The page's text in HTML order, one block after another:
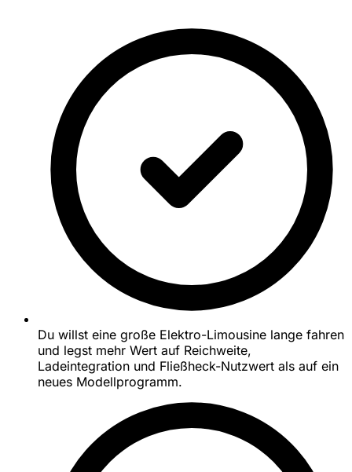
Du willst eine große Elektro-Limousine lange fahren
und legst mehr Wert auf Reichweite,
Ladeintegration und Fließheck-Nutzwert als auf ein
neues Modellprogramm.